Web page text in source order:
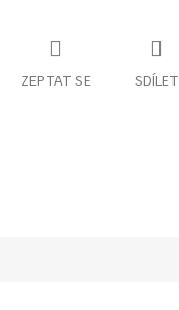
ZEPTAT SE SDÍLET